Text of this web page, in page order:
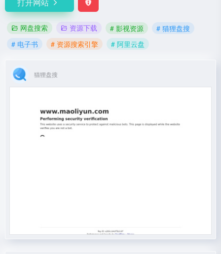
网盘搜索 资源下载 # 影视资源
# 猫狸盘搜
# 电子书
# 资源搜索引擎 # 阿里云盘
猫狸盘搜